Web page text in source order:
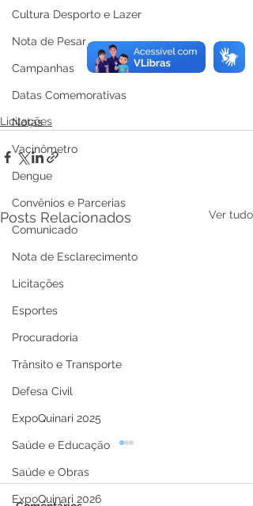
Cultura Desporto e Lazer
Nota de Pesar
Campanhas
Datas Comemorativas
Notas
Vacinômetro
Dengue
Convênios e Parcerias
Comunicado
Nota de Esclarecimento
Licitações
Esportes
Procuradoria
Trânsito e Transporte
Defesa Civil
ExpoQuinari 2025
Saúde e Educação
Saúde e Obras
ExpoQuinari 2026
Licitações
Posts Relacionados Ver tudo